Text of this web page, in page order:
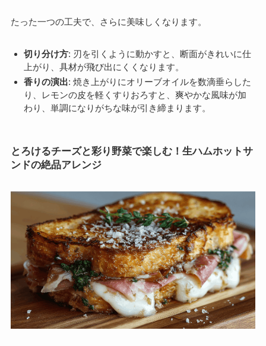
たった一つの工夫で、さらに美味しくなります。
切り分け方: 刃を引くように動かすと、断面がきれいに仕
上がり、具材が飛び出にくくなります。
香りの演出: 焼き上がりにオリーブオイルを数滴垂らした
り、レモンの皮を軽くすりおろすと、爽やかな風味が加
わり、単調になりがちな味が引き締まります。
とろけるチーズと彩り野菜で楽しむ！生ハムホットサ
ンドの絶品アレンジ